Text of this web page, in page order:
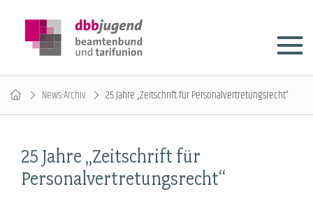
News-Archiv 25 Jahre „Zeitschrift für Personalvertretungsrecht“
25 Jahre „Zeitschrift für
Personalvertretungsrecht“